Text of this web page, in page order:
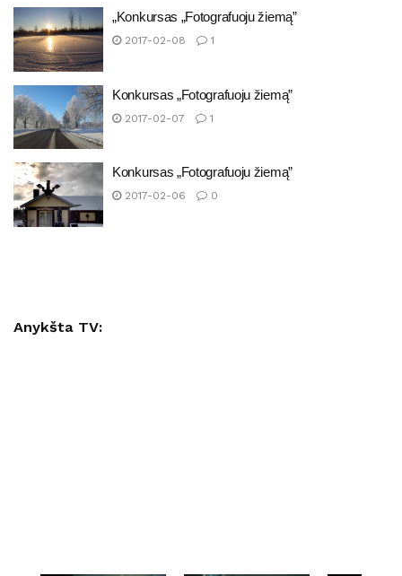
„Konkursas „Fotografuoju žiemą”
2017-02-08 1
Konkursas „Fotografuoju žiemą”
2017-02-07 1
Konkursas „Fotografuoju žiemą”
2017-02-06 0
Anykšta TV: